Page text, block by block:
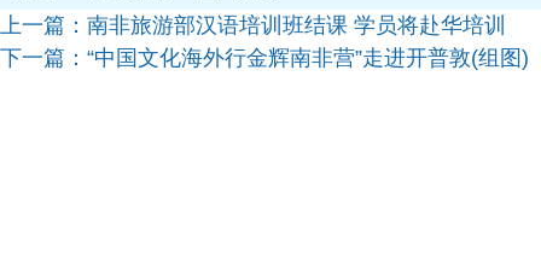
上一篇： 南非旅游部汉语培训班结课 学员将赴华培训
下一篇： “中国文化海外行金辉南非营”走进开普敦(组图)